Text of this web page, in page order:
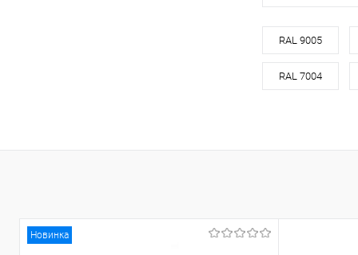
Купить в 1 клик
RAL 9005
RAL 7004
Новинка